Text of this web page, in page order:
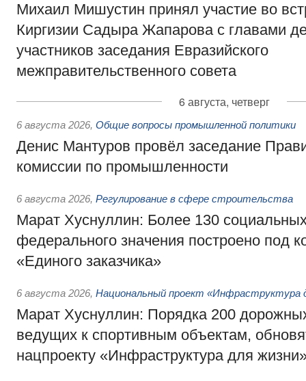
Михаил Мишустин принял участие во
Киргизии Садыра Жапарова с главами
участников заседания Евразийского
межправительственного совета
6 августа, четверг
6 августа 2026, Общие вопросы промышленной политики
Денис Мантуров провёл заседание
комиссии по промышленности
6 августа 2026, Регулирование в сфере строительства
Марат Хуснуллин: Более 130
федерального значения построено под
«Единого заказчика»
6 августа 2026, Национальный проект «Инфраструктура
Марат Хуснуллин: Порядка 200
ведущих к спортивным объектам,
нацпроекту «Инфраструктура для